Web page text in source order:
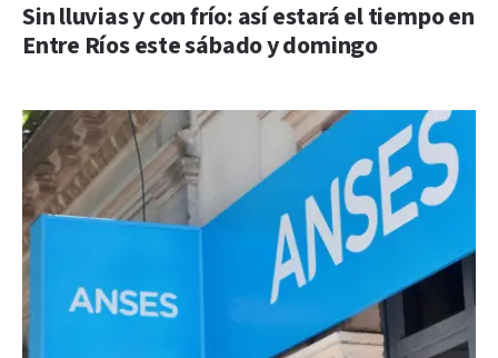
Sin lluvias y con frío: así estará el tiempo en
Entre Ríos este sábado y domingo